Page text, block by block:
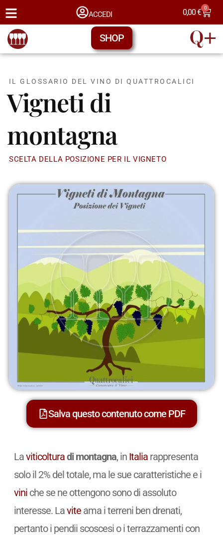
ACCEDI 0,00€ 0
SHOP
IL GLOSSARIO DEL VINO DI QUATTROCALICI
Vigneti di
montagna
SCELTA DELLA POSIZIONE PER IL VIGNETO
Salva questo contenuto come PDF
Laviticolturadi montagna, in Italiarappresenta
solo il 2% del totale, ma le sue caratteristiche e i
viniche se ne ottengono sono di assoluto
interesse. Laviteama i terreni ben drenati,
pertanto i pendii scoscesi o i terrazzamenti con